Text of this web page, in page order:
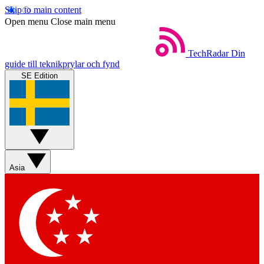
Skip to main content
Open menu Close main menu
TechRadar Din
guide till teknikprylar och fynd
SE Edition
Asia